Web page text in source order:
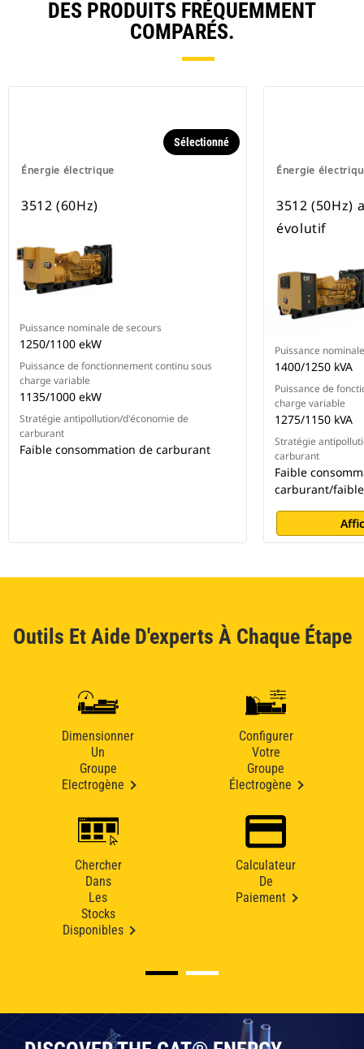
DES PRODUITS FRÉQUEMMENT
COMPARÉS.
Énergie électrique
Sélectionné
3512 (60Hz)
Puissance nominale de secours
1250/1100 ekW
Puissance de fonctionnement continu sous
charge variable
1135/1000 ekW
Stratégie antipollution/d'économie de
carburant
Faible consommation de carburant
Énergie
3512 (50Hz)
évolutif
Puissance
1400/1250 kVA
Puissance de
charge variable
1275/1150 kVA
Stratégie
carburant
Faible
carburant/
Outils Et Aide D'experts À Chaque Étape
Dimensionner
Un
Groupe
Electrogène
Configurer
Votre
Groupe
Électrogène
Chercher
Dans
Les
Stocks
Disponibles
Calculateur
De
Paiement